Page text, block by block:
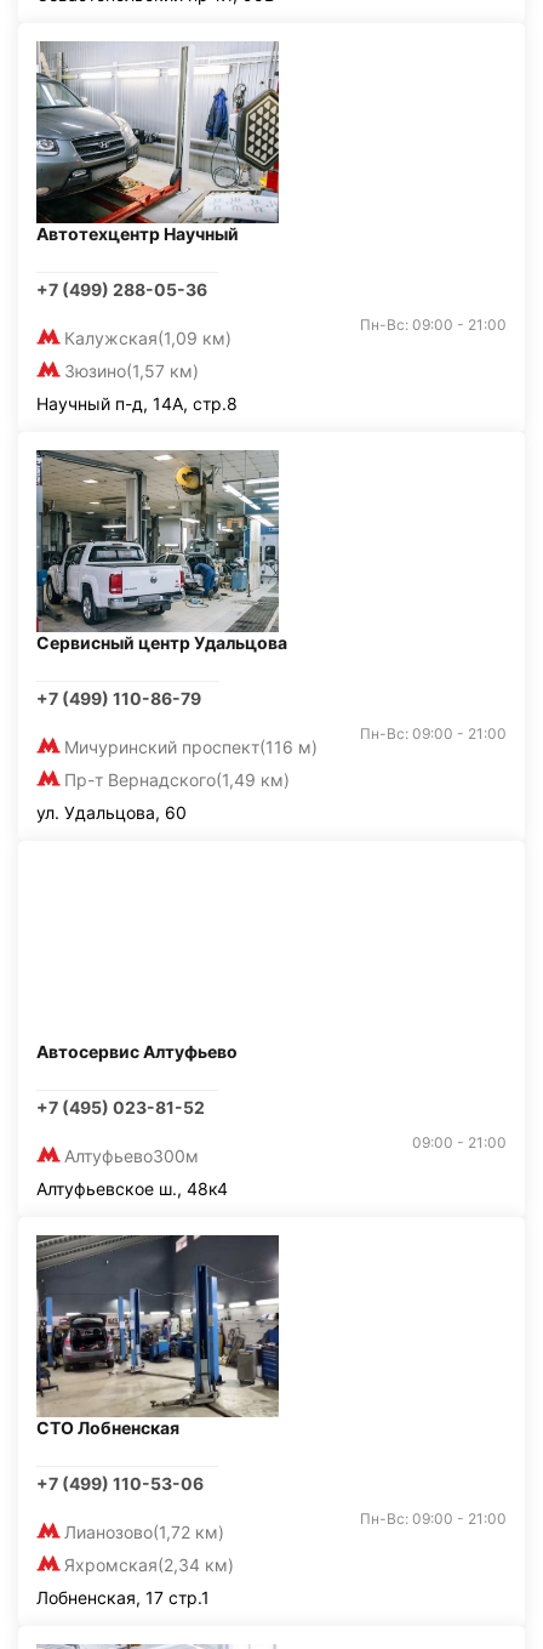
Автотехцентр Научный
+7 (499) 288-05-36
Калужская(1,09 км)
Зюзино(1,57 км)
Пн-Вс: 09:00 - 21:00
Научный п-д, 14А, стр.8
Сервисный центр Удальцова
+7 (499) 110-86-79
Мичуринский проспект(116 м)
Пр-т Вернадского(1,49 км)
Пн-Вс: 09:00 - 21:00
ул. Удальцова, 60
Автосервис Алтуфьево
+7 (495) 023-81-52
Алтуфьево300м
09:00 - 21:00
Алтуфьевское ш., 48к4
СТО Лобненская
+7 (499) 110-53-06
Лианозово(1,72 км)
Яхромская(2,34 км)
Пн-Вс: 09:00 - 21:00
Лобненская, 17 стр.1